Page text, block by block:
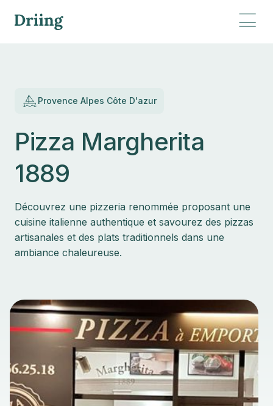
Provence Alpes Côte D'azur
Pizza Margherita
1889
Découvrez une pizzeria renommée proposant une
cuisine italienne authentique et savourez des pizzas
artisanales et des plats traditionnels dans une
ambiance chaleureuse.